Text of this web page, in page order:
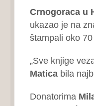
Crnogoraca u
ukazao je na
štampali oko
„Sve knjige
Maticabila
Donatorima